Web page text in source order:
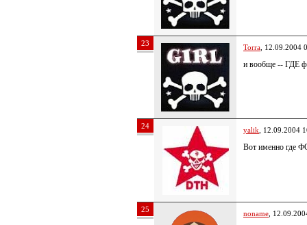
23 Torra , 12.09.2004
и вообще -- ГДЕ
24 yalik , 12.09.2004
Вот именно где
25 noname ,